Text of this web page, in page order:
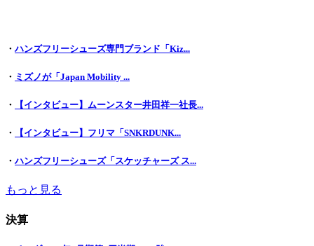
・ ハンズフリーシューズ専門ブランド「Kiz...
・ ミズノが「Japan Mobility ...
・ 【インタビュー】ムーンスター井田祥一社長...
・ 【インタビュー】フリマ「SNKRDUNK...
・ ハンズフリーシューズ「スケッチャーズ ス...
もっと見る
決算